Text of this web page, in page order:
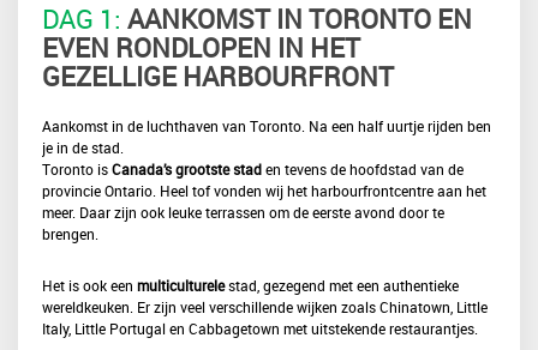
DAG 1: AANKOMST IN TORONTO EN
EVEN RONDLOPEN IN HET
GEZELLIGE HARBOURFRONT
Aankomst in de luchthaven van Toronto. Na een half uurtje rijden ben
je in de stad.
Toronto isCanada’s grootste staden tevens de hoofdstad van de
provincie Ontario. Heel tof vonden wij het harbourfrontcentre aan het
meer. Daar zijn ook leuke terrassen om de eerste avond door te
brengen.
Het is ook een multiculturelestad, gezegend met een authentieke
wereldkeuken. Er zijn veel verschillende wijken zoals Chinatown, Little
Italy, Little Portugal en Cabbagetown met uitstekende restaurantjes.